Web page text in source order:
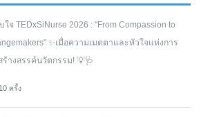
จ TEDxSiNurse 2026 : "From Compassion to
✨เมื่อความเมตตาและหัวใจแห่งการ
างสรรค์นวัตกรรม! 💡🩺
ครั้ง